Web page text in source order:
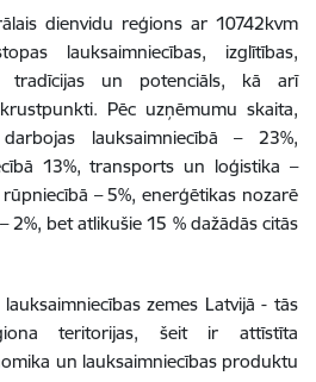
dienvidu reģions ar 10742kvm
lauksaimniecības, izglītības,
tradīcijas un potenciāls, kā arī
Pēc uzņēmumu skaita,
lauksaimniecībā – 23%,
13%, transports un loģistika –
– 5%, enerģētikas nozarē
2%, bet atlikušie 15 % dažādās citās
zemes Latvijā - tās
teritorijas, šeit ir attīstīta
un lauksaimniecības produktu